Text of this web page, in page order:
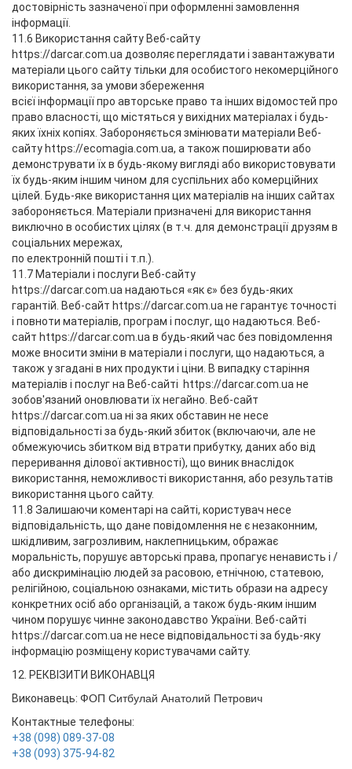
достовірність зазначеної при оформленні замовлення
інформації.
11.6 Використання сайту Веб-сайту
https://darcar.com.ua дозволяє переглядати і завантажувати
матеріали цього сайту тільки для особистого некомерційного
використання, за умови збереження
всієї інформації про авторське право та інших відомостей про
право власності, що містяться у вихідних матеріалах і будь-
яких їхніх копіях. Забороняється змінювати матеріали Веб-
сайту https://ecomagia.com.ua, а також поширювати або
демонструвати їх в будь-якому вигляді або використовувати
їх будь-яким іншим чином для суспільних або комерційних
цілей. Будь-яке використання цих матеріалів на інших сайтах
забороняється. Матеріали призначені для використання
виключно в особистих цілях (в т.ч. для демонстрації друзям в
соціальних мережах,
по електронній пошті і т.п.).
11.7 Матеріали і послуги Веб-сайту
https://darcar.com.ua надаються «як є» без будь-яких
гарантій. Веб-сайт https://darcar.com.ua не гарантує точності
і повноти матеріалів, програм і послуг, що надаються. Веб-
сайт https://darcar.com.ua в будь-який час без повідомлення
може вносити зміни в матеріали і послуги, що надаються, а
також у згадані в них продукти і ціни. В випадку старіння
матеріалів і послуг на Веб-сайті https://darcar.com.ua не
зобов'язаний оновлювати їх негайно. Веб-сайт
https://darcar.com.ua ні за яких обставин не несе
відповідальності за будь-який збиток (включаючи, але не
обмежуючись збитком від втрати прибутку, даних або від
переривання ділової активності), що виник внаслідок
використання, неможливості використання, або результатів
використання цього сайту.
11.8 Залишаючи коментарі на сайті, користувач несе
відповідальність, що дане повідомлення не є незаконним,
шкідливим, загрозливим, наклепницьким, ображає
моральність, порушує авторські права, пропагує ненависть і /
або дискримінацію людей за расовою, етнічною, статевою,
релігійною, соціальною ознаками, містить образи на адресу
конкретних осіб або організацій, а також будь-яким іншим
чином порушує чинне законодавство України. Веб-сайті
https://darcar.com.ua не несе відповідальності за будь-яку
інформацію розміщену користувачами сайту.
12. РЕКВІЗИТИ ВИКОНАВЦЯ
Виконавець: ФОП Ситбулай Анатолий Петрович
Контактные телефоны:
+38 (098) 089-37-08
+38 (093) 375-94-82